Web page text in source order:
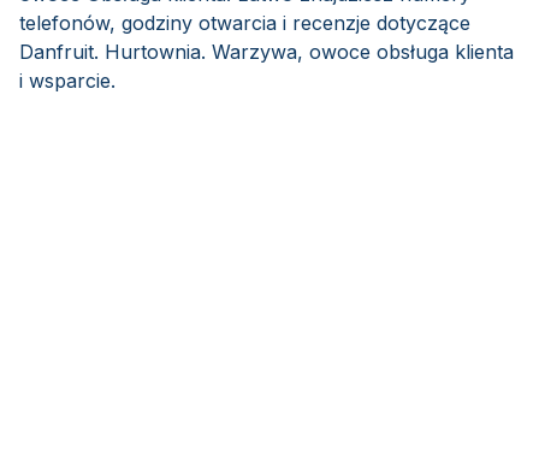
telefonów, godziny otwarcia i recenzje dotyczące
Danfruit. Hurtownia. Warzywa, owoce obsługa klienta
i wsparcie.